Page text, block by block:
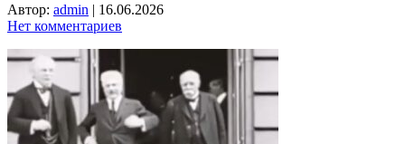
Автор: admin | 16.06.2026
Нет комментариев